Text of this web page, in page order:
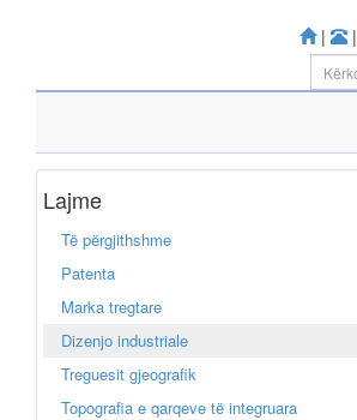
| |
Lajme
Të përgjithshme
Patenta
Marka tregtare
Dizenjo industriale
Treguesit gjeografik
Topografia e qarqeve të integruara